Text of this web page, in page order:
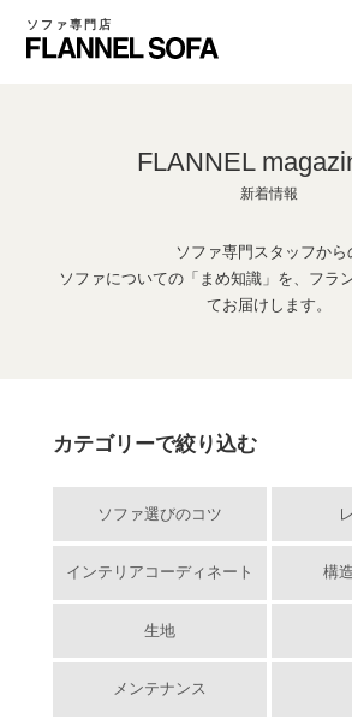
ソファ専門店
FLANNEL
新着情報
ソファ専門スタッフから
ソファについての「まめ知識」を、フラ
てお届けします。
カテゴリーで絞り込む
ソファ選びのコツ
インテリアコーディネート 構
生地
メンテナンス